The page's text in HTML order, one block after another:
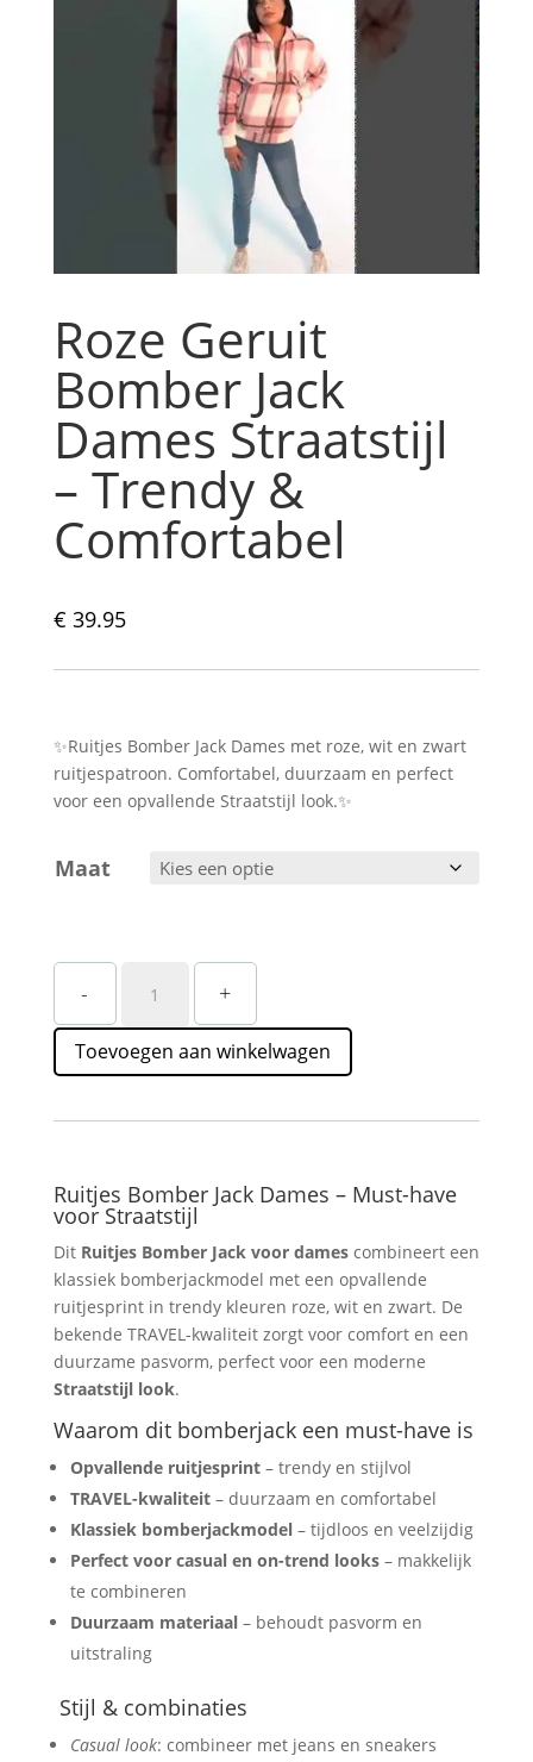
Roze Geruit
Bomber Jack
Dames Straatstijl
– Trendy &
Comfortabel
€ 39.95
✨Ruitjes Bomber Jack Dames met roze, wit en zwart
ruitjespatroon. Comfortabel, duurzaam en perfect
voor een opvallende Straatstijl look.✨
Maat
-
Geruit
Bomber
Jack
Dames
&
Comfortabel
aantal
+
Toevoegen aan winkelwagen
Ruitjes Bomber Jack Dames – Must-have
voor Straatstijl
Dit Ruitjes Bomber Jack voor damescombineert een
klassiek bomberjackmodel met een opvallende
ruitjesprint in trendy kleuren roze, wit en zwart. De
bekende TRAVEL-kwaliteit zorgt voor comfort en een
duurzame pasvorm, perfect voor een moderne
Straatstijl look.
Waarom dit bomberjack een must-have is
Opvallende ruitjesprint– trendy en stijlvol
TRAVEL-kwaliteit– duurzaam en comfortabel
Klassiek bomberjackmodel– tijdloos en veelzijdig
Perfect voor casual en on-trend looks– makkelijk
te combineren
Duurzaam materiaal– behoudt pasvorm en
uitstraling
Stijl & combinaties
Casual look: combineer met jeans en sneakers